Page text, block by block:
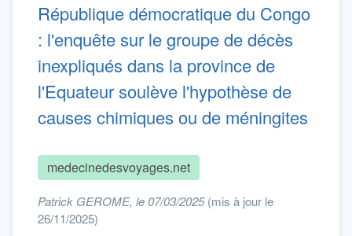
République démocratique du Congo
: l'enquête sur le groupe de décès
inexpliqués dans la province de
l'Equateur soulève l'hypothèse de
causes chimiques ou de méningites
medecinedesvoyages.net
Patrick GEROME, le 07/03/2025 (mis à jour le
26/11/2025)